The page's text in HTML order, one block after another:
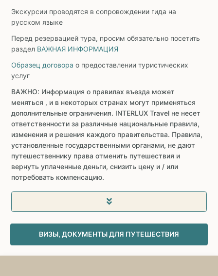
Экскурсии проводятся в сопровождении гида на
русском языке
Перед резервацией тура, просим обязательно посетить
раздел ВАЖНАЯ ИНФОРМАЦИЯ
Образец договора о предоставлении туристических
услуг
ВАЖНО: Информация о правилах въезда может
меняться , и в некоторых странах могут применяться
дополнительные ограничения. INTERLUX Travel не несет
ответственности за различные национальные правила,
изменения и решения каждого правительства. Правила,
установленные государственными органами, не дают
путешественнику права отменить путешествия и
вернуть уплаченные деньги, снизить цену и / или
потребовать компенсацию.
ВИЗЫ, ДОКУМЕНТЫ ДЛЯ ПУТЕШЕСТВИЯ